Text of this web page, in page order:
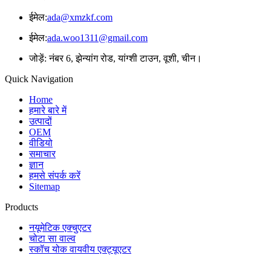
ईमेल:ada@xmzkf.com
ईमेल:ada.woo1311@gmail.com
जोड़ें: नंबर 6, झेन्यांग रोड, यांग्शी टाउन, वूशी, चीन।
Quick Navigation
Home
हमारे बारे में
उत्पादों
OEM
वीडियो
समाचार
ज्ञान
हमसे संपर्क करें
Sitemap
Products
नयूमेटिक एक्चुएटर
चोटा सा वाल्व
स्कॉच योक वायवीय एक्ट्यूएटर